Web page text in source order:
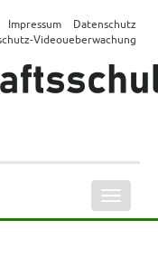
Impressum
Datenschutz
Videoueberwachung
ein-/